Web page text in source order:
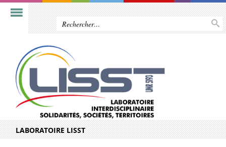
LABORATOIRE LISST